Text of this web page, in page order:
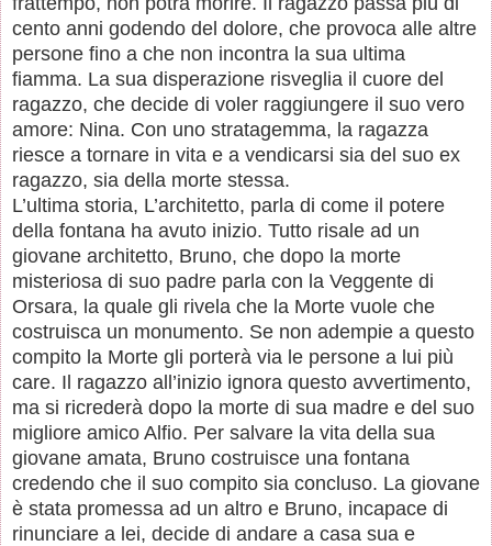
cento anni godendo del dolore, che provoca alle altre
persone fino a che non incontra la sua ultima
fiamma. La sua disperazione risveglia il cuore del
ragazzo, che decide di voler raggiungere il suo vero
amore: Nina. Con uno stratagemma, la ragazza
riesce a tornare in vita e a vendicarsi sia del suo ex
ragazzo, sia della morte stessa.
L’ultima storia, L’architetto, parla di come il potere
della fontana ha avuto inizio. Tutto risale ad un
giovane architetto, Bruno, che dopo la morte
misteriosa di suo padre parla con la Veggente di
Orsara, la quale gli rivela che la Morte vuole che
costruisca un monumento. Se non adempie a questo
compito la Morte gli porterà via le persone a lui più
care. Il ragazzo all’inizio ignora questo avvertimento,
ma si ricrederà dopo la morte di sua madre e del suo
migliore amico Alfio. Per salvare la vita della sua
giovane amata, Bruno costruisce una fontana
credendo che il suo compito sia concluso. La giovane
è stata promessa ad un altro e Bruno, incapace di
rinunciare a lei, decide di andare a casa sua e